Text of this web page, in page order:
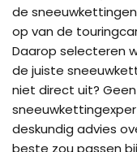
de
op van de
Daarop selecteren
de juiste
niet direct uit?
deskundig advies
beste zou passen